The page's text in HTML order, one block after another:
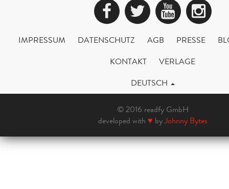
Facebook
Twitter
IMPRESSUM DATENSCHUTZ AGB PRESSE
KONTAKT
VERLAGE
DEUTSCH
© 2016 readfy GmbH
developed with ♥ byJohnny Bytes